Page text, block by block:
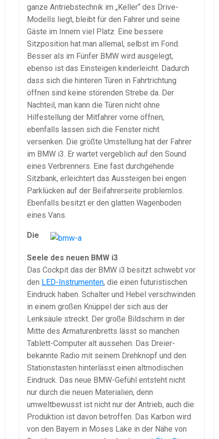
ganze Antriebstechnik im „Keller“ des Drive-
Modells liegt, bleibt für den Fahrer und seine
Gäste im Innern viel Platz. Eine bessere
Sitzposition hat man allemal, selbst im Fond.
Besser als im Fünfer BMW wird ausgelegt,
ebenso ist das Einsteigen kinderleicht. Dadurch
dass sich die hinteren Türen in Fahrtrichtung
öffnen sind keine störenden Strebe da. Der
Nachteil, man kann die Türen nicht ohne
Hilfestellung der Mitfahrer vorne öffnen,
ebenfalls lassen sich die Fenster nicht
versenken. Die größte Umstellung hat der Fahrer
im BMW i3. Er wartet vergeblich auf den Sound
eines Verbrenners. Eine fast durchgehende
Sitzbank, erleichtert das Aussteigen bei engen
Parklücken auf der Beifahrerseite problemlos.
Ebenfalls besitzt er den glatten Wagenboden
eines Vans.
Die
Seele des neuen BMW i3
Das Cockpit das der BMW i3 besitzt schwebt vor
den LED-Instrumenten, die einen futuristischen
Eindruck haben. Schalter und Hebel verschwinden
in einem großen Knüppel der sich aus der
Lenksäule streckt. Der große Bildschirm in der
Mitte des Armaturenbretts lässt so manchen
Tablett-Computer alt aussehen. Das Dreier-
bekannte Radio mit seinem Drehknopf und den
Stationstasten hinterlässt einen altmodischen
Eindruck. Das neue BMW-Gefühl entsteht nicht
nur durch die neuen Materialien, denn
umweltbewusst ist nicht nur der Antrieb, auch die
Produktion ist davon betroffen. Das Karbon wird
von den Bayern in Moses Lake in der Nähe von